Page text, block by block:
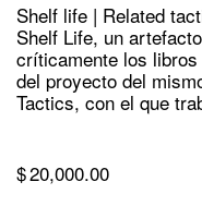
Shelf life | Related
Shelf Life, un
críticamente los
del proyecto del
Tactics, con el que
$20,000.00